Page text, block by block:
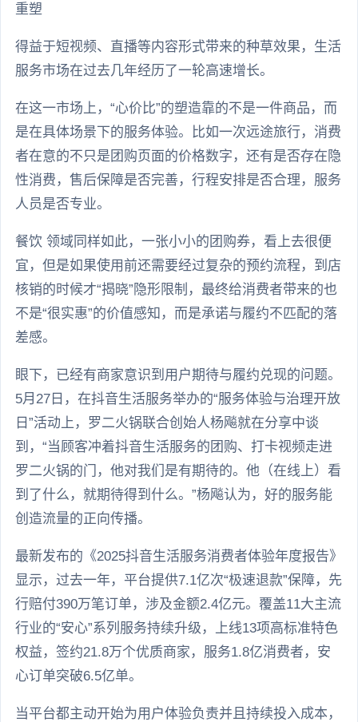
重塑
得益于短视频、直播等内容形式带来的种草效果，生活
服务市场在过去几年经历了一轮高速增长。
在这一市场上，“心价比”的塑造靠的不是一件商品，而
是在具体场景下的服务体验。比如一次远途旅行，消费
者在意的不只是团购页面的价格数字，还有是否存在隐
性消费，售后保障是否完善，行程安排是否合理，服务
人员是否专业。
餐饮 领域同样如此，一张小小的团购券，看上去很便
宜，但是如果使用前还需要经过复杂的预约流程，到店
核销的时候才“揭晓”隐形限制，最终给消费者带来的也
不是“很实惠”的价值感知，而是承诺与履约不匹配的落
差感。
眼下，已经有商家意识到用户期待与履约兑现的问题。
5月27日，在抖音生活服务举办的“服务体验与治理开放
日”活动上，罗二火锅联合创始人杨飚就在分享中谈
到，“当顾客冲着抖音生活服务的团购、打卡视频走进
罗二火锅的门，他对我们是有期待的。他（在线上）看
到了什么，就期待得到什么。”杨飚认为，好的服务能
创造流量的正向传播。
最新发布的《2025抖音生活服务消费者体验年度报告》
显示，过去一年，平台提供7.1亿次“极速退款”保障，先
行赔付390万笔订单，涉及金额2.4亿元。覆盖11大主流
行业的“安心”系列服务持续升级，上线13项高标准特色
权益，签约21.8万个优质商家，服务1.8亿消费者，安
心订单突破6.5亿单。
当平台都主动开始为用户体验负责并且持续投入成本，